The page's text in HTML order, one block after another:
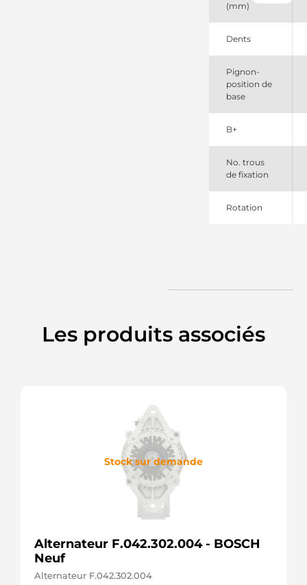
10479621
Remy
1113276
Remy
113452
Cargo
28MT
Remy
3604654RX
Cummins
Lester
(mm)
Dents
Pignon-
position de
base
B+
No. trous
de fixation
Rotation
Les produits associés
Stock sur demande
Alternateur F.042.302.004 - BOSCH
Neuf
Alternateur F.042.302.004